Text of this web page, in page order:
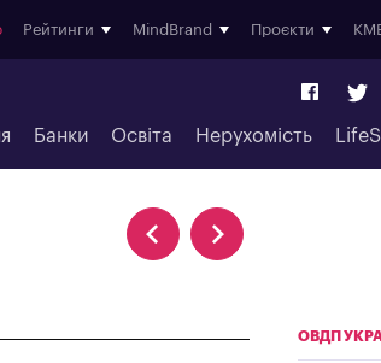
Рейтинги MindBrand Проєкти
Банки Освіта Нерухомість
ОВДП